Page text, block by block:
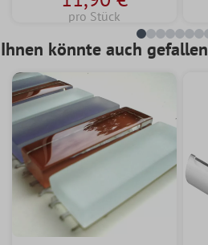
pro Stück
Ihnen könnte auch gefallen